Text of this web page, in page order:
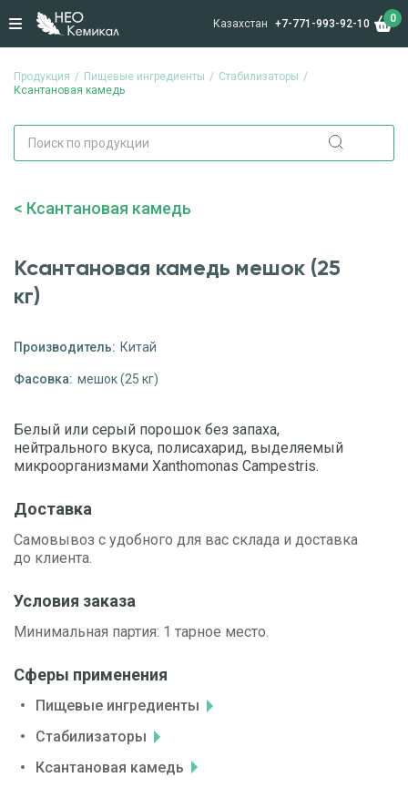
Казахстан +7-771-993-92-10 0
Продукция Пищевые ингредиенты
Стабилизаторы
Ксантановая камедь
Ксантановая камедь
Ксантановая камедь мешок (25
кг)
Производитель: Китай
Фасовка: мешок (25 кг)
Белый или серый порошок без запаха,
нейтрального вкуса, полисахарид, выделяемый
микроорганизмами Xanthomonas Campestris.
Доставка
Самовывоз с удобного для вас склада и доставка
до клиента.
Условия заказа
Минимальная партия: 1 тарное место.
Сферы применения
Пищевые ингредиенты
Стабилизаторы
Ксантановая камедь